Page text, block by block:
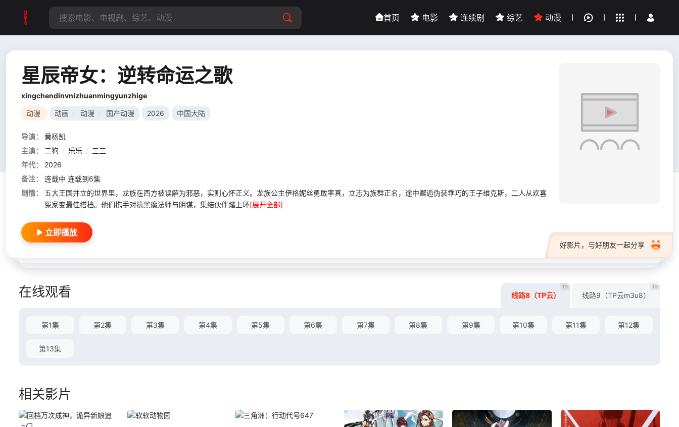
首页 电影 连续剧 综艺 动漫
我的观影记录 全部影片
星辰帝女：逆转命运之歌
xingchendinvnizhuanmingyunzhige
动漫 动画 动漫 国产动漫 2026 中国大陆
导演：
黄杨凯
主演：
二狗 / 乐乐 / 三三
年代：
2026
备注：
连载中 连载到6集
剧情：
五大王国并立的世界里，龙族在西方被误解为邪恶，实则心怀正义。龙族公主伊格妮丝勇敢率真，立志为族群正名，途中邂逅伪装乖巧的王子维克斯，二人从欢喜
冤家变最佳搭档。他们携手对抗黑魔法师与阴谋，集结伙伴踏上环[展开全部]
好影片，与好朋友一起分享
立即播放
在线观看 线路8（TP云）
13
线路9（TP云m3u8）
13
第1集 第2集 第3集 第4集 第5集 第6集 第7集 第8集 第9集 第10集 第11集 第12集
第13集
相关影片